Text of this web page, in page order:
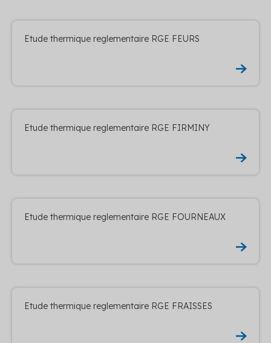
Etude thermique reglementaire RGE FEURS
Etude thermique reglementaire RGE FIRMINY
Etude thermique reglementaire RGE FOURNEAUX
Etude thermique reglementaire RGE FRAISSES